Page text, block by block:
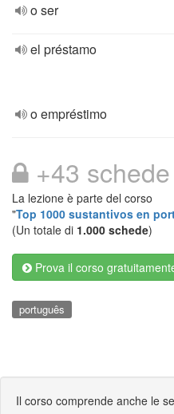
o ser
el préstamo
o empréstimo
+43 schede
La lezione è parte del corso
"Top 1000 sustantivos en
(Un totale di 1.000 schede)
Prova il corso
português
Il corso comprende anche le